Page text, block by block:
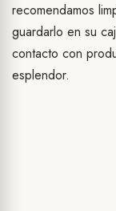
recomendamos
guardarlo en su
contacto con
esplendor.